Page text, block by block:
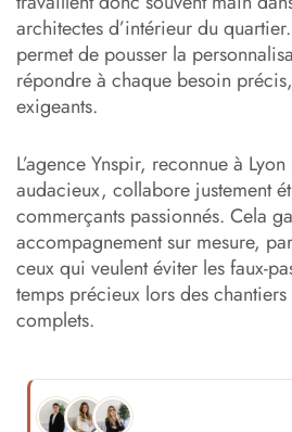
architectes d’intérieur du
permet de pousser la
répondre à chaque besoin
exigeants.
L’agence Ynspir, reconnue à
audacieux, collabore justement
commerçants passionnés. Cela
accompagnement sur mesure,
ceux qui veulent éviter les faux-
temps précieux lors des
complets.